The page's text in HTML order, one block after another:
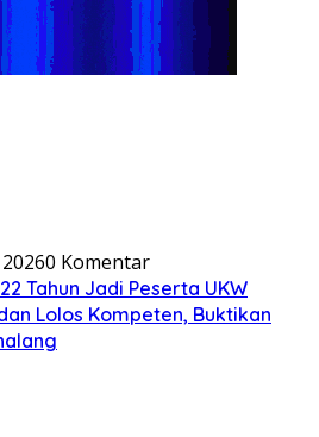
0 Komentar
Tahun Jadi Peserta UKW
Lolos Kompeten, Buktikan